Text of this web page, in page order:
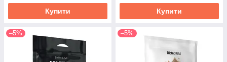
Купити Купити
–5% –5%